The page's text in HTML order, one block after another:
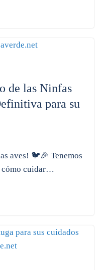
de las Ninfas
para su
aves! 🐦🎉 Tenemos
cómo cuidar…